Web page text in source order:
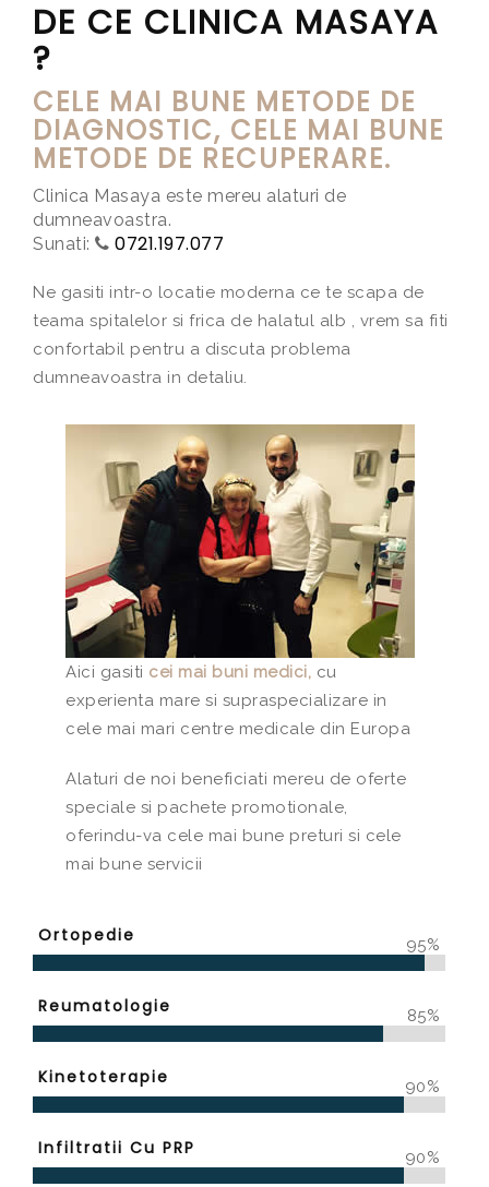
DE CE CLINICA MASAYA
?
CELE MAI BUNE METODE DE
DIAGNOSTIC, CELE MAI BUNE
METODE DE RECUPERARE.
Clinica Masaya este mereu alaturi de
dumneavoastra.
Sunati:
0721.197.077
Ne gasiti intr-o locatie moderna ce te scapa de
teama spitalelor si frica de halatul alb , vrem sa fiti
confortabil pentru a discuta problema
dumneavoastra in detaliu.
Aici gasiti cei mai buni medici, cu
experienta mare si supraspecializare in
cele mai mari centre medicale din Europa
Alaturi de noi beneficiati mereu de oferte
speciale si pachete promotionale,
oferindu-va cele mai bune preturi si cele
mai bune servicii
Ortopedie 95%
Reumatologie 85%
Kinetoterapie 90%
Infiltratii Cu PRP 90%